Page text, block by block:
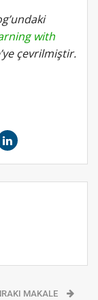
with
çevrilmiştir.
MAKALE